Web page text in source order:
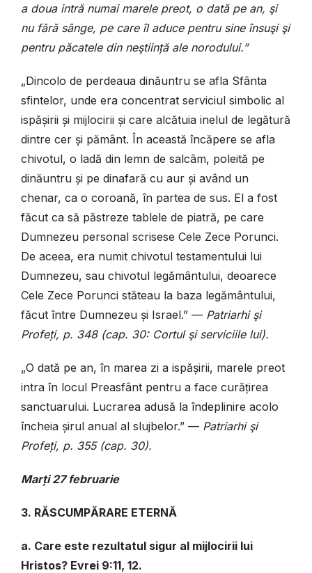
a doua intră numai marele preot, o dată pe an, şi
nu fără sânge, pe care îl aduce pentru sine însuşi şi
pentru păcatele din neştiință ale norodului.”
„Dincolo de perdeaua dinăuntru se afla Sfânta
sfintelor, unde era concentrat serviciul simbolic al
ispășirii și mijlocirii și care alcătuia inelul de legătură
dintre cer și pământ. În această încăpere se afla
chivotul, o ladă din lemn de salcâm, poleită pe
dinăuntru și pe dinafară cu aur și având un
chenar, ca o coroană, în partea de sus. El a fost
făcut ca să păstreze tablele de piatră, pe care
Dumnezeu personal scrisese Cele Zece Porunci.
De aceea, era numit chivotul testamentului lui
Dumnezeu, sau chivotul legământului, deoarece
Cele Zece Porunci stăteau la baza legământului,
făcut între Dumnezeu și Israel.” — Patriarhi şi
Profeți, p. 348 (cap. 30: Cortul şi serviciile lui).
„O dată pe an, în marea zi a ispășirii, marele preot
intra în locul Preasfânt pentru a face curățirea
sanctuarului. Lucrarea adusă la îndeplinire acolo
încheia șirul anual al slujbelor.” — Patriarhi şi
Profeți, p. 355 (cap. 30).
Marți 27 februarie
3. RĂSCUMPĂRARE ETERNĂ
a. Care este rezultatul sigur al mijlocirii lui
Hristos? Evrei 9:11, 12.